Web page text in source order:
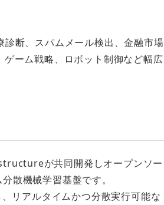
断、スパムメール検出、金融市場
ーム戦略、ロボット制御など幅広
が共同開発しオープンソー
散機械学習基盤です。
リアルタイムかつ分散実行可能な